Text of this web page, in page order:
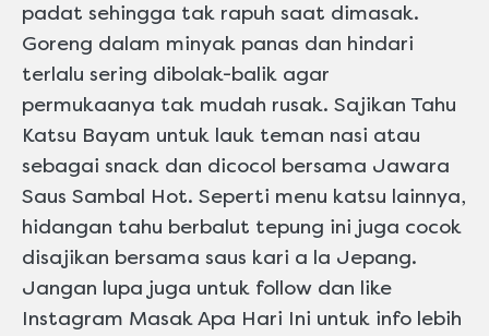
padat sehingga tak rapuh saat dimasak.
Goreng dalam minyak panas dan hindari
terlalu sering dibolak-balik agar
permukaanya tak mudah rusak. Sajikan Tahu
Katsu Bayam untuk lauk teman nasi atau
sebagai snack dan dicocol bersama Jawara
Saus Sambal Hot. Seperti menu katsu lainnya,
hidangan tahu berbalut tepung ini juga cocok
disajikan bersama saus kari a la Jepang.
Jangan lupa juga untuk follow dan like
Instagram Masak Apa Hari Ini untuk info lebih